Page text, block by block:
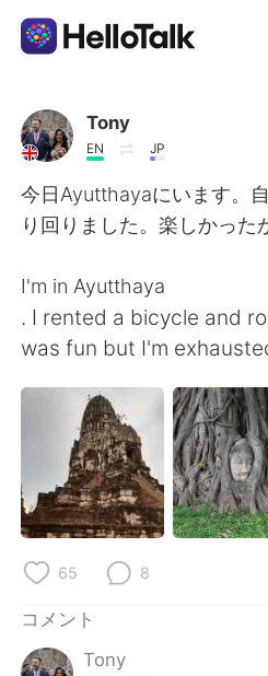
語学交換アプリ
AI Grammar Checker
日本語
English 简体中文
繁體中文 Español
العربية
Deutsch 한국어
Türkçe
Tony
EN JP
今日Ayutthayaにいます。
り回りました。楽しかった
I'm in Ayutthaya
. I rented a bicycle and
was fun but I'm
65 8
コメント
Tony